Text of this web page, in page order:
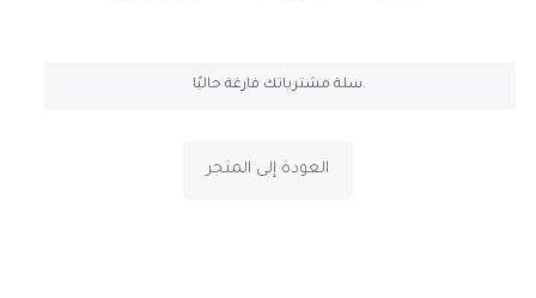
سلة مشترياتك فارغة حاليًا.
العودة إلى المتجر